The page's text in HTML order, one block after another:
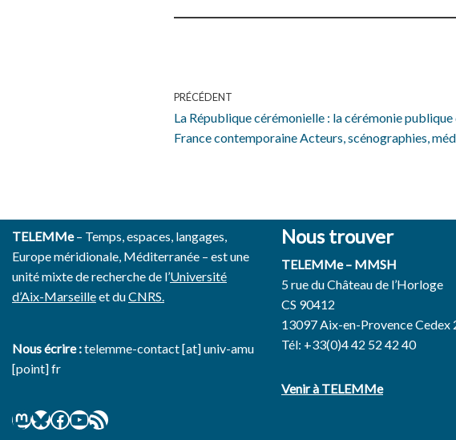
PRÉCÉDENT
La République cérémonielle : la cérémonie publique
France contemporaine Acteurs, scénographies,
TELEMMe– Temps, espaces, langages,
Europe méridionale, Méditerranée – est une
unité mixte de recherche de l’Université
d’Aix-Marseilleet duCNRS.
Nous écrire :telemme-contact [at] univ-amu
[point] fr
Nous trouver
TELEMMe – MMSH
5 rue du Château de l’Horloge
CS 90412
13097 Aix-en-Provence Cedex
Tél: +33(0)4 42 52 42 40
Venir à TELEMMe